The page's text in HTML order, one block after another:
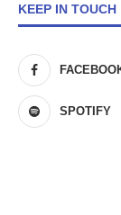
KEEP IN TOUCH
SPOTIFY